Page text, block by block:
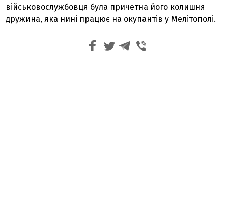
військовослужбовця була причетна його колишня
дружина, яка нині працює на окупантів у Мелітополі.